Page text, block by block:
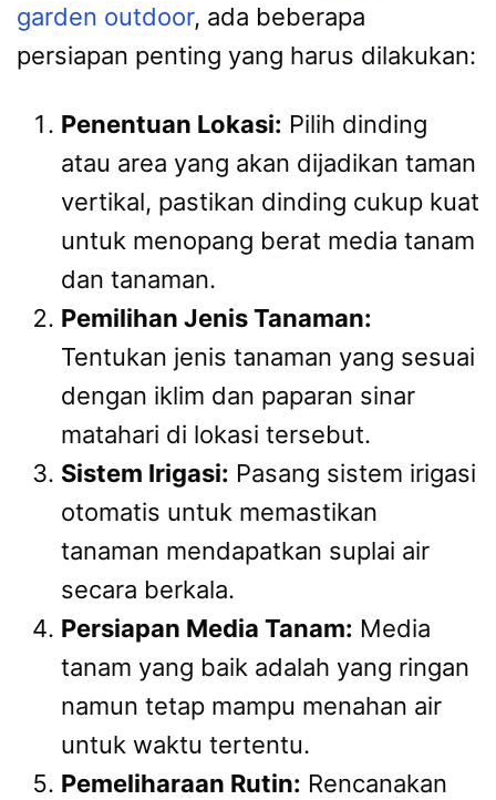
garden outdoor, ada beberapa
persiapan penting yang harus dilakukan:
Penentuan Lokasi: Pilih dinding
atau area yang akan dijadikan taman
vertikal, pastikan dinding cukup kuat
untuk menopang berat media tanam
dan tanaman.
Pemilihan Jenis Tanaman:
Tentukan jenis tanaman yang sesuai
dengan iklim dan paparan sinar
matahari di lokasi tersebut.
Sistem Irigasi: Pasang sistem irigasi
otomatis untuk memastikan
tanaman mendapatkan suplai air
secara berkala.
Persiapan Media Tanam: Media
tanam yang baik adalah yang ringan
namun tetap mampu menahan air
untuk waktu tertentu.
Pemeliharaan Rutin: Rencanakan